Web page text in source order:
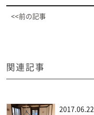
<<前の記事
関連記事
2017.06.22